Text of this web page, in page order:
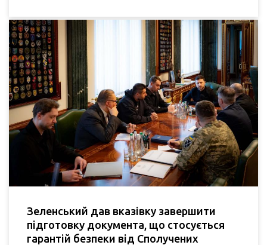
Зеленський дав вказівку завершити
підготовку документа, що стосується
гарантій безпеки від Сполучених